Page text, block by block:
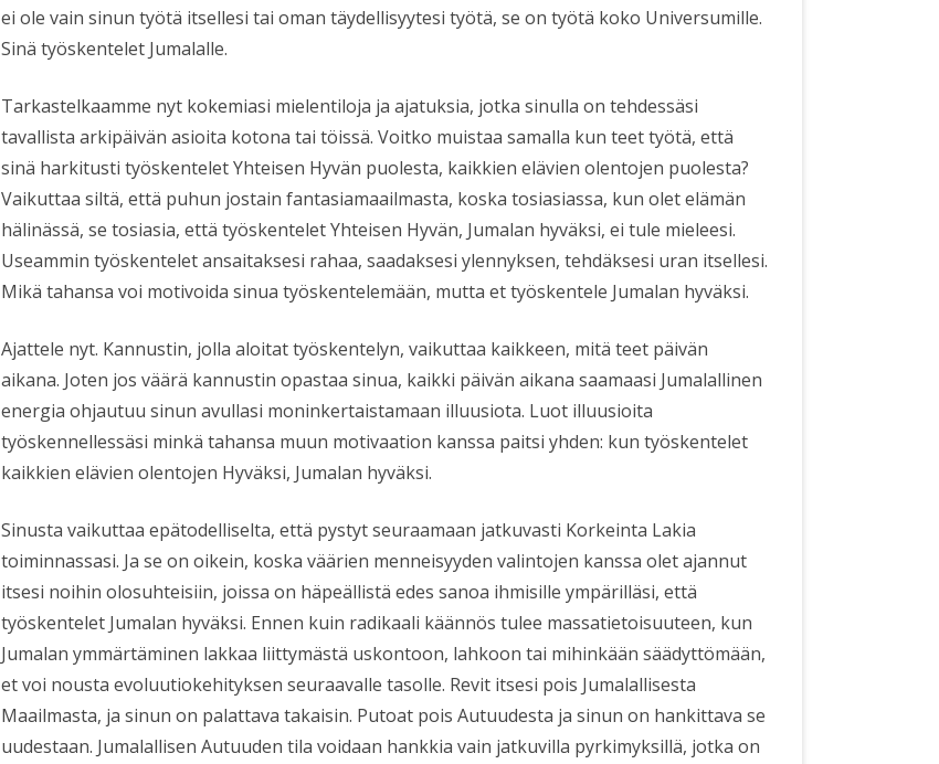
ei ole vain sinun työtä itsellesi tai oman täydellisyytesi työtä, se on työtä koko Universumille.
Sinä työskentelet Jumalalle.
Tarkastelkaamme nyt kokemiasi mielentiloja ja ajatuksia, jotka sinulla on tehdessäsi
tavallista arkipäivän asioita kotona tai töissä. Voitko muistaa samalla kun teet työtä, että
sinä harkitusti työskentelet Yhteisen Hyvän puolesta, kaikkien elävien olentojen puolesta?
Vaikuttaa siltä, että puhun jostain fantasiamaailmasta, koska tosiasiassa, kun olet elämän
hälinässä, se tosiasia, että työskentelet Yhteisen Hyvän, Jumalan hyväksi, ei tule mieleesi.
Useammin työskentelet ansaitaksesi rahaa, saadaksesi ylennyksen, tehdäksesi uran itsellesi.
Mikä tahansa voi motivoida sinua työskentelemään, mutta et työskentele Jumalan hyväksi.
Ajattele nyt. Kannustin, jolla aloitat työskentelyn, vaikuttaa kaikkeen, mitä teet päivän
aikana. Joten jos väärä kannustin opastaa sinua, kaikki päivän aikana saamaasi Jumalallinen
energia ohjautuu sinun avullasi moninkertaistamaan illuusiota. Luot illuusioita
työskennellessäsi minkä tahansa muun motivaation kanssa paitsi yhden: kun työskentelet
kaikkien elävien olentojen Hyväksi, Jumalan hyväksi.
Sinusta vaikuttaa epätodelliselta, että pystyt seuraamaan jatkuvasti Korkeinta Lakia
toiminnassasi. Ja se on oikein, koska väärien menneisyyden valintojen kanssa olet ajannut
itsesi noihin olosuhteisiin, joissa on häpeällistä edes sanoa ihmisille ympärilläsi, että
työskentelet Jumalan hyväksi. Ennen kuin radikaali käännös tulee massatietoisuuteen, kun
Jumalan ymmärtäminen lakkaa liittymästä uskontoon, lahkoon tai mihinkään säädyttömään,
et voi nousta evoluutiokehityksen seuraavalle tasolle. Revit itsesi pois Jumalallisesta
Maailmasta, ja sinun on palattava takaisin. Putoat pois Autuudesta ja sinun on hankittava se
uudestaan. Jumalallisen Autuuden tila voidaan hankkia vain jatkuvilla pyrkimyksillä, jotka on